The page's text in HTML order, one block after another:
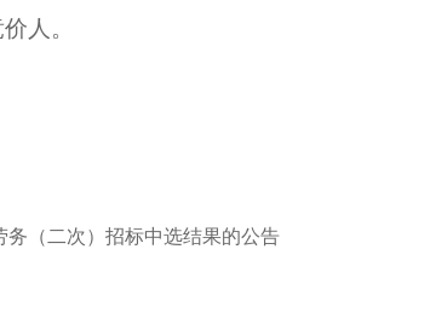
人。
（二次）招标中选结果的公告